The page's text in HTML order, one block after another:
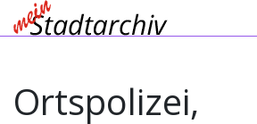
Ortspolizei,